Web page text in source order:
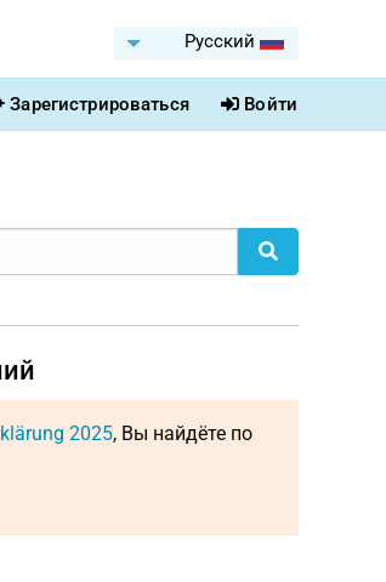
Pусский
Зарегистрироваться Войти
2025, Вы найдёте по